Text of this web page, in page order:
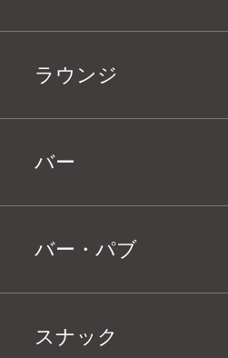
ラウンジ
バー
バー・パブ
スナック